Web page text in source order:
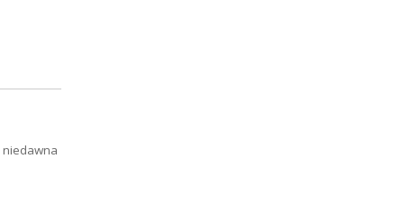
niedawna